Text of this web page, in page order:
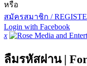
หรือ
สมัครสมาชิก /
Login with Facebook
x
ลืมรหัสผ่าน |